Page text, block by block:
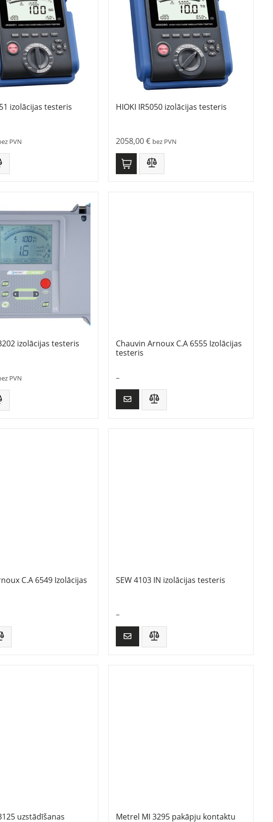
izolācijas testeris
PVN
HIOKI IR5050 izolācijas testeris
2058,00€ bez PVN
izolācijas testeris
PVN
Chauvin Arnoux C.A 6555 Izolācijas
testeris
–
C.A 6549 Izolācijas
SEW 4103 IN izolācijas testeris
–
uzstādīšanas
Metrel MI 3295 pakāpju kontaktu